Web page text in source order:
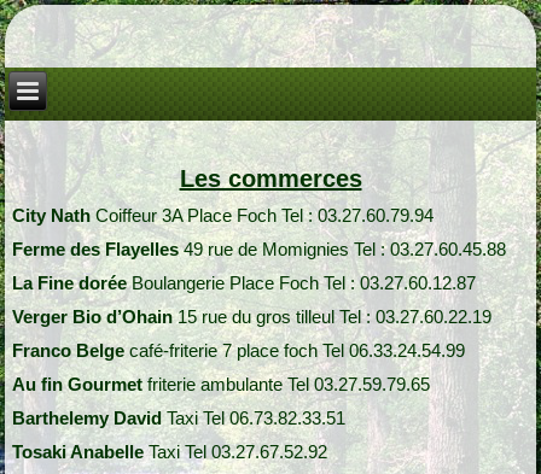
Les commerces
City NathCoiffeur 3A Place Foch Tel : 03.27.60.79.94
Ferme des Flayelles49 rue de Momignies Tel : 03.27.60.45.88
La Fine doréeBoulangerie Place Foch Tel : 03.27.60.12.87
Verger Bio d’Ohain15 rue du gros tilleul Tel : 03.27.60.22.19
Franco Belge café-friterie 7 place foch Tel 06.33.24.54.99
Au fin Gourmet friterie ambulante Tel 03.27.59.79.65
Barthelemy DavidTaxi Tel 06.73.82.33.51
Tosaki AnabelleTaxi Tel 03.27.67.52.92